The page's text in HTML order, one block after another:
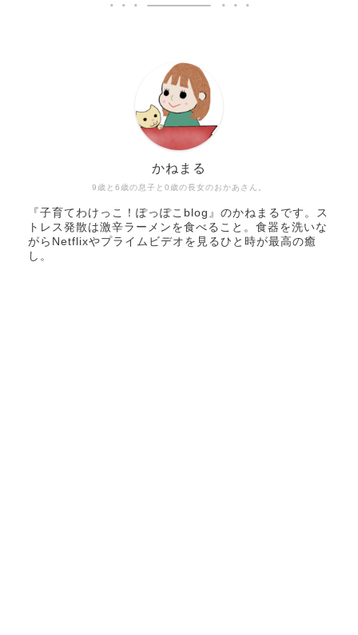
9歳と6歳の息子と0歳の長女のおかあさん。
かねまる
『子育てわけっこ！ぽっぽこblog』のかねまるです。ス
トレス発散は激辛ラーメンを食べること。食器を洗いな
がらNetflixやプライムビデオを見るひと時が最高の癒
し。